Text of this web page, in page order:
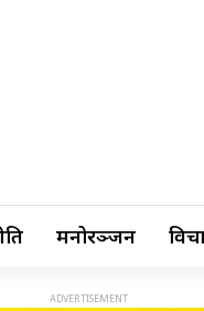
मनोरञ्जन